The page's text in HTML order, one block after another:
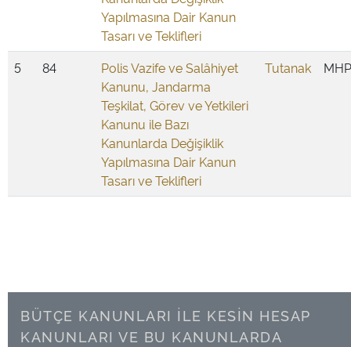
Yapılmasına Dair Kanun
Tasarı ve Teklifleri
5
84
Polis Vazife ve Salâhiyet
Kanunu, Jandarma
Teşkilat, Görev ve Yetkileri
Kanunu ile Bazı
Kanunlarda Değişiklik
Yapılmasına Dair Kanun
Tasarı ve Teklifleri
Tutanak MHP
BÜTÇE KANUNLARI İLE KESİN HESAP
KANUNLARI VE BU KANUNLARDA